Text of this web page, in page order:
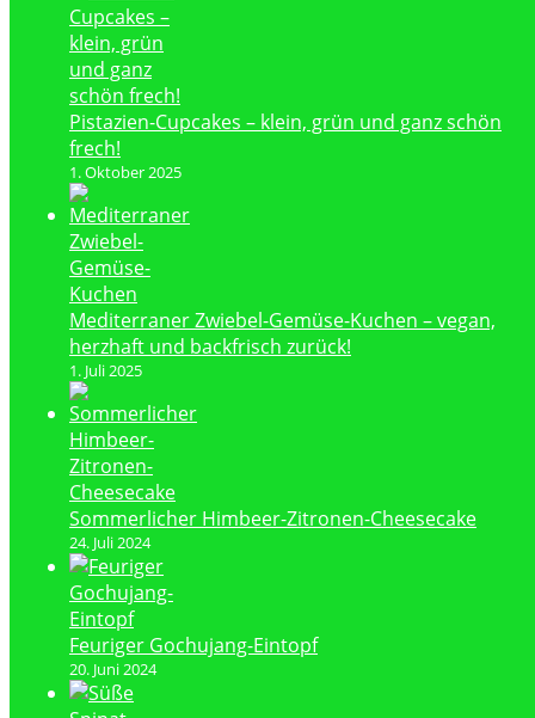
Pistazien-Cupcakes – klein, grün und ganz schön
frech!
1. Oktober 2025
Mediterraner Zwiebel-Gemüse-Kuchen – vegan,
herzhaft und backfrisch zurück!
1. Juli 2025
Sommerlicher Himbeer-Zitronen-Cheesecake
24. Juli 2024
Feuriger Gochujang-Eintopf
20. Juni 2024